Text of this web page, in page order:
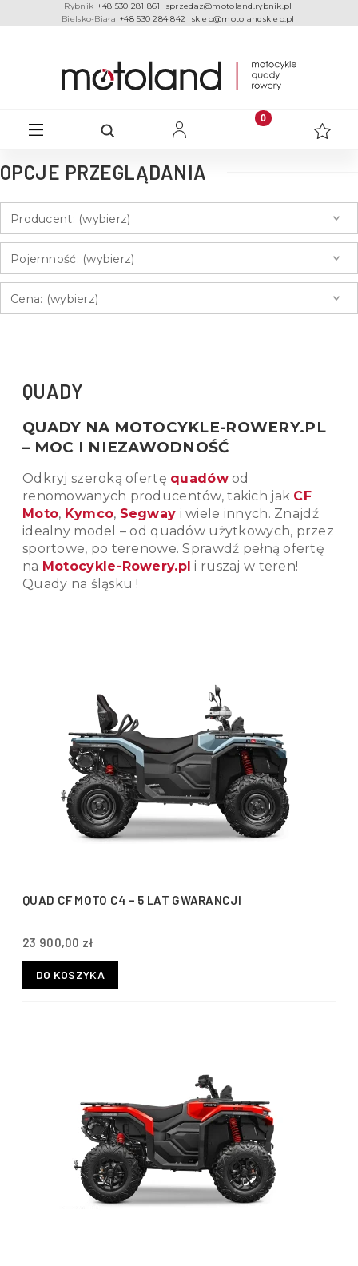
Rybnik +48 530 281 861
sprzedaz@motoland.rybnik.pl
Bielsko-Biała +48 530 284 842 sklep@motolandsklep.pl
OPCJE PRZEGLĄDANIA
Producent: (wybierz)
Pojemność: (wybierz)
Cena: (wybierz)
QUADY
QUADY NA MOTOCYKLE-ROWERY.PL
– MOC I NIEZAWODNOŚĆ
Odkryj szeroką ofertę quadówod
renomowanych producentów, takich jak CF
Moto, Kymco, Segway i wiele innych. Znajdź
idealny model – od quadów użytkowych, przez
sportowe, po terenowe. Sprawdź pełną ofertę
na Motocykle-Rowery.pl i ruszaj w teren!
Quady na śląsku !
QUAD CF MOTO C4 – 5 LAT GWARANCJI
23 900,00 zł
DO KOSZYKA